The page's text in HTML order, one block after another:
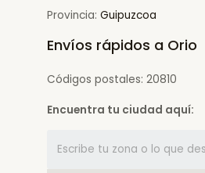
Provincia: Guipuzcoa
Envíos rápidos a Orio
Códigos postales: 20810
Encuentra tu ciudad aquí: